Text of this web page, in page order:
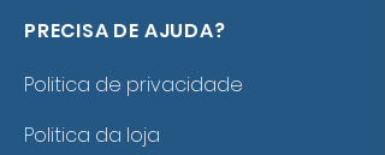
PRECISA DE AJUDA?
Politica de privacidade
Politica da loja